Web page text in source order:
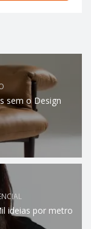
sem o Design
ideias por metro